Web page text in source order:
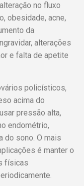
no fluxo
obesidade, acne,
da
alterações
e falta de apetite
policísticos,
acima do
pressão alta,
endométrio,
do sono. O mais
é manter o
físicas